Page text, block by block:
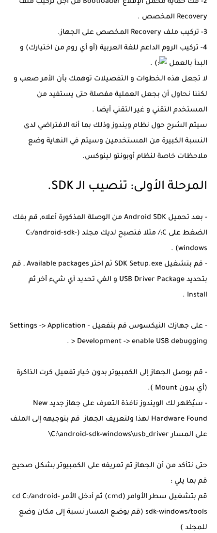
2- فك حماية محمل الإقلاع Bootloader من أجل تركيب ملف
Recovery المخصص .
3- تركيب ملف Recovery المخصص على الجهاز.
4- تركيب الروم الداعم للغة العربية (أو أي روم من اختيارك) و
البدأ بالعمل
.
لا تجعل هذه الخطوات و التفصيلات توهمك بأن الأمر صعب و
لكننا نحاول أن بجعل العملية مفصلة حتى يستفيد من
المستخدم التقني و غير التقني أيضا .
سيتم الشرح حول نظام ويندوز وذلك بما أنه الافتراضي لدى
النسبة الكبيرة من المستخدمين وسيتم في النهاية وضع
ملاحظات خاصة لنظام أوبونتو لينوكس.
المرحلة الأولى: تنصيب الـ SDK.
- بعد تحميل Android SDK من الوصلة المذكورة أعلاه, قم بفك
الضغط على C:/ مثلا فتصبح لديك مجلد (C:/android-sdk-
windows) .
- قم بتشغيل SDK Setup.exe ثم اختر Available packages , قم
بتحديد USB Driver Package و الغي تحديد أي شيء آخر ثم
Install .
- على جهازك النيكسوس قم بتفعيل Settings -> Application -
> Development -> enable USB debugging .
- قم بوصل الجهاز إلى الكمبيوتر بدون خيار تفعيل كرت الذاكرة
(أي بدون Mount ).
- سيُظهر لك الويندوز نافذة التعرف على جهاز جديد New
Hardware Found لهذا ولتعريف الجهاز قم بتوجيهه إلى الملف
على المسار C:\android-sdk-windows\usb_driver\
حتى نتأكد من أن الجهاز تم تعريفه على الكمبيوتر بشكل صحيح
قم بما يلي :
قم بتشغيل سطر الأوامر (cmd) ثم أدخل الأمر cd C:/android-
sdk-windows/tools (قم بوضع المسار نسبة إلى مكان وضع
للمجلد )